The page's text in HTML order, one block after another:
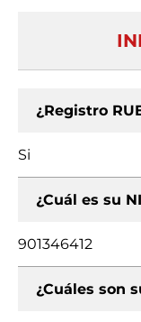
¿Registro
Si
¿Cuál es su
901346412
¿Cuáles son